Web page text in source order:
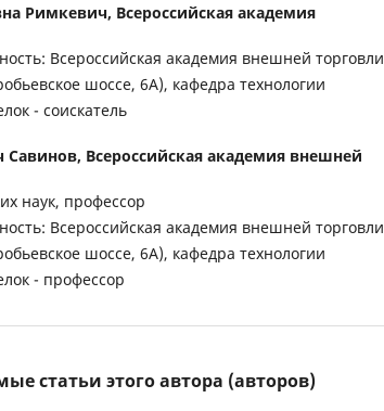
Римкевич, Всероссийская академия
Всероссийская академия внешней торговли
шоссе, 6А), кафедра технологии
- соискатель
Савинов, Всероссийская академия внешней
наук, профессор
Всероссийская академия внешней торговли
шоссе, 6А), кафедра технологии
- профессор
статьи этого автора (авторов)